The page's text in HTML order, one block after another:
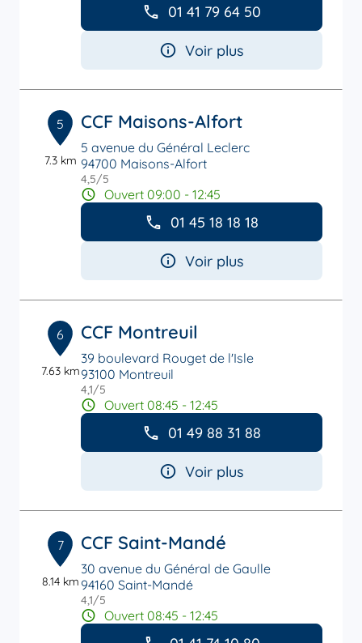
01 41 79 64 50
Voir plus
5
7.3 km
CCF Maisons-Alfort
5 avenue du Général Leclerc
94700 Maisons-Alfort
4,5/5
Ouvert 09:00 - 12:45
01 45 18 18 18
Voir plus
6
7.63 km
CCF Montreuil
39 boulevard Rouget de l'Isle
93100 Montreuil
4,1/5
Ouvert 08:45 - 12:45
01 49 88 31 88
Voir plus
7
8.14 km
CCF Saint-Mandé
30 avenue du Général de Gaulle
94160 Saint-Mandé
4,1/5
Ouvert 08:45 - 12:45